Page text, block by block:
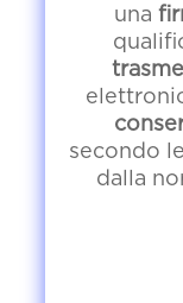
una
secondo
dalla